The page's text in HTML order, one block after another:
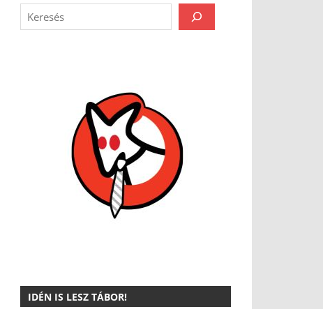
IDÉN IS LESZ TÁBOR!